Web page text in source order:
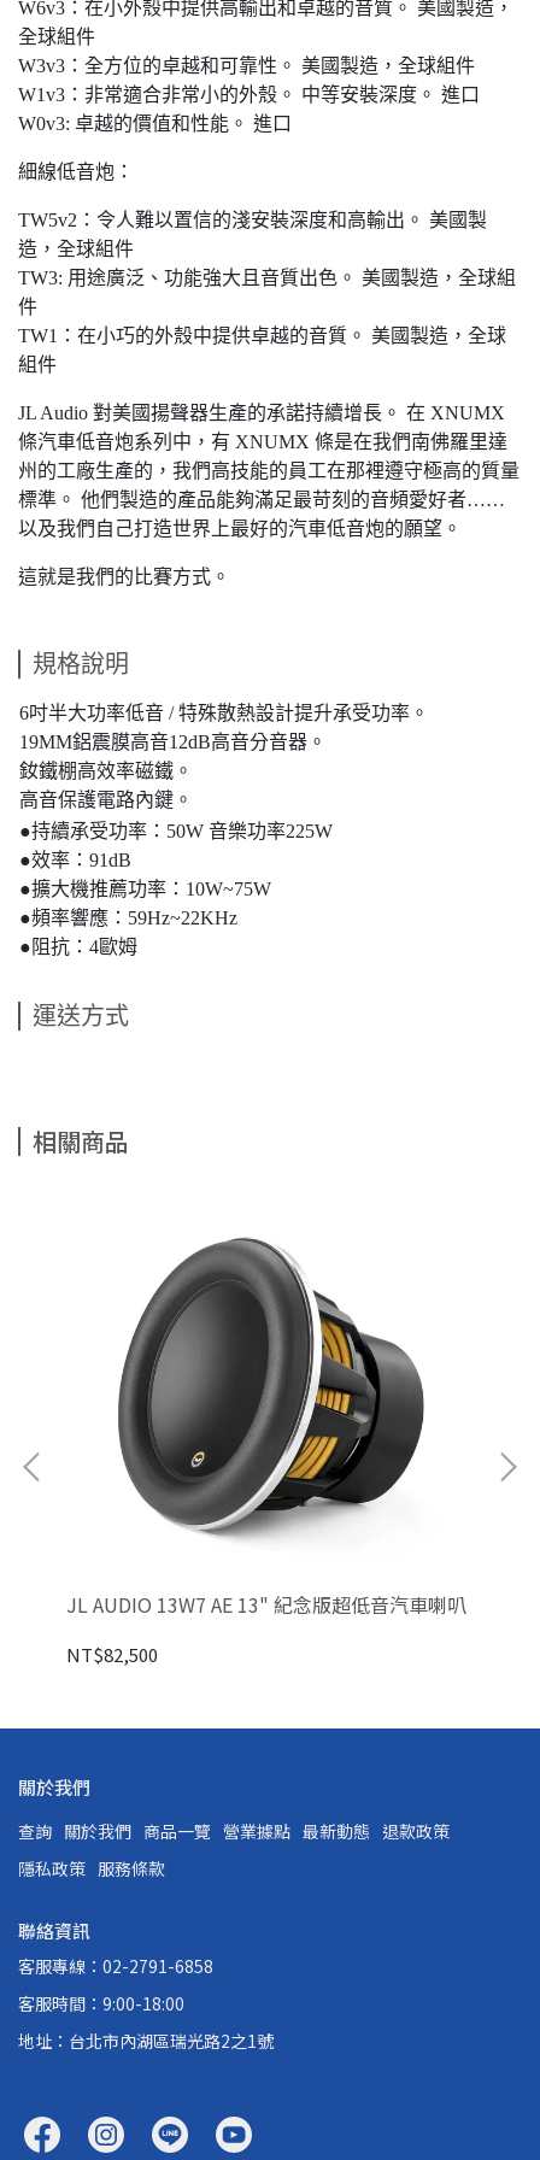
W6v3：在小外殼中提供高輸出和卓越的音質。 美國製造，
全球組件
W3v3：全方位的卓越和可靠性。 美國製造，全球組件
W1v3：非常適合非常小的外殼。 中等安裝深度。 進口
W0v3: 卓越的價值和性能。 進口
細線低音炮：
TW5v2：令人難以置信的淺安裝深度和高輸出。 美國製
造，全球組件
TW3: 用途廣泛、功能強大且音質出色。 美國製造，全球組
件
TW1：在小巧的外殼中提供卓越的音質。 美國製造，全球
組件
JL Audio 對美國揚聲器生產的承諾持續增長。 在 XNUMX
條汽車低音炮系列中，有 XNUMX 條是在我們南佛羅里達
州的工廠生產的，我們高技能的員工在那裡遵守極高的質量
標準。 他們製造的產品能夠滿足最苛刻的音頻愛好者……
以及我們自己打造世界上最好的汽車低音炮的願望。
這就是我們的比賽方式。
規格說明
6吋半大功率低音 / 特殊散熱設計提升承受功率。
19MM鋁震膜高音12dB高音分音器。
釹鐵棚高效率磁鐵。
高音保護電路內鍵。
●持續承受功率：50W 音樂功率225W
●效率：91dB
●擴大機推薦功率：10W~75W
●頻率響應：59Hz~22KHz
●阻抗：4歐姆
運送方式
相關商品
JL AUDIO 13W7 AE 13" 紀念版超低音汽車喇叭
NT$82,500
關於我們
查詢 關於我們 商品一覽 營業據點 最新動態 退款政策
隱私政策 服務條款
聯絡資訊
客服專線：02-2791-6858
客服時間：9:00-18:00
地址：台北市內湖區瑞光路2之1號